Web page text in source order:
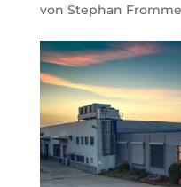
von Stephan